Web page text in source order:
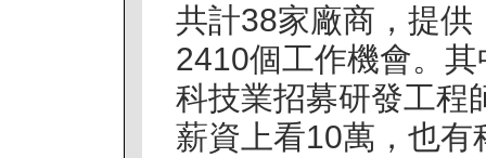
共計38家廠商，提供
2410個工作機會。其
科技業招募研發工程
薪資上看10萬，也